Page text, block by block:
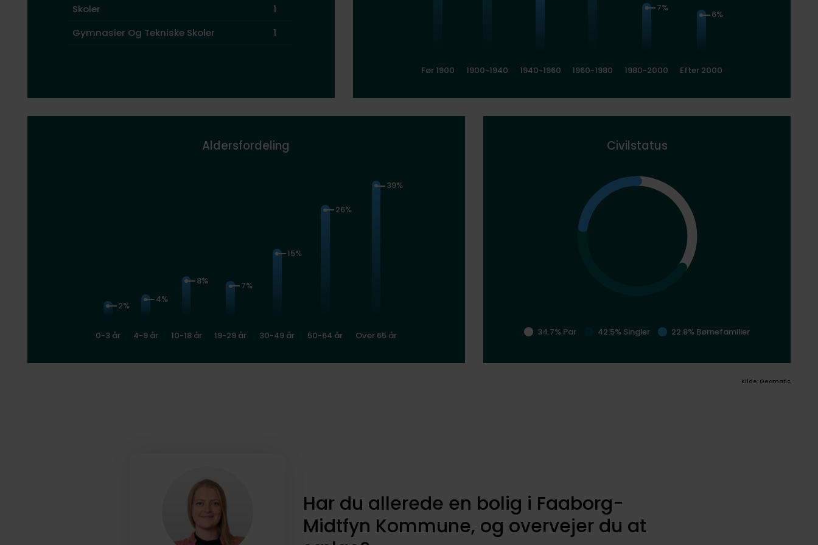
Skoler
1
Gymnasier Og Tekniske Skoler
1
Før 1900 1900-1940 1940-1960 1960-1980
7%
1980-2000
6%
Efter 2000
Aldersfordeling
2%
0-3 år
4%
4-9 år
8%
10-18 år
7%
19-29 år
15%
30-49 år
26%
50-64 år
39%
Over 65 år
Civilstatus
34.7% Par 42.5% Singler 22.8% Børnefamilier
Kilde: Geomatic
Har du allerede en bolig i Faaborg-
Midtfyn Kommune, og overvejer du at